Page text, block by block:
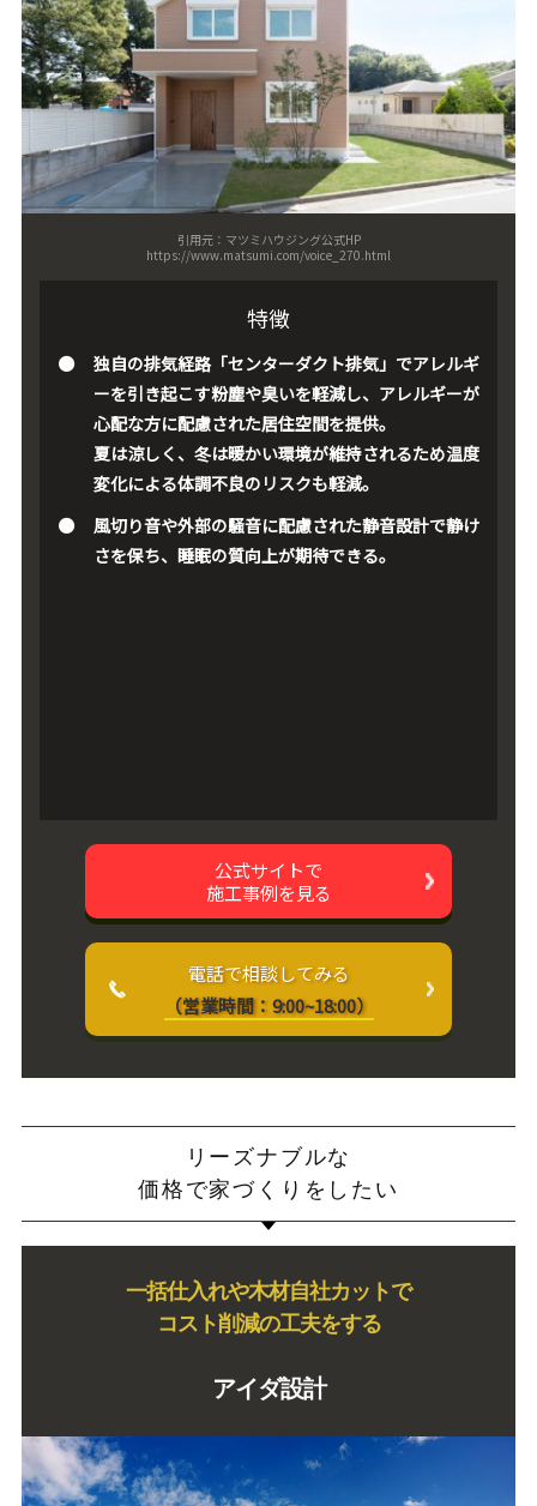
引用元：マツミハウジング公式HP
https://www.matsumi.com/voice_270.html
特徴
独自の排気経路「センターダクト排気」でアレルギ
ーを引き起こす粉塵や臭いを軽減し、アレルギーが
心配な方に配慮された居住空間を提供。
夏は涼しく、冬は暖かい環境が維持されるため温度
変化による体調不良のリスクも軽減。
風切り音や外部の騒音に配慮された静音設計で静け
さを保ち、睡眠の質向上が期待できる。
公式サイトで
施工事例を見る
電話で相談してみる
（営業時間：9:00~18:00）
リーズナブルな
価格で家づくりをしたい
一括仕入れや木材自社カットで
コスト削減の工夫をする
アイダ設計